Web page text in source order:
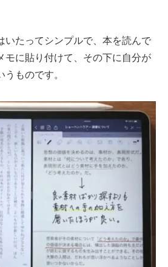
いたってシンプルで、本を読んで
モに貼り付けて、その下に自分が
ものです。